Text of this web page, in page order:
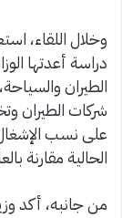
وخلال اللقاء،
دراسة أعدتها
الطيران
شركات الطيران
على نسب الإشغال
الحالية مقارنة
من جانبه، أكد